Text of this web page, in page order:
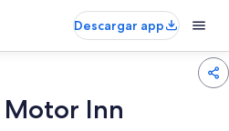
Descargar app
Motor Inn